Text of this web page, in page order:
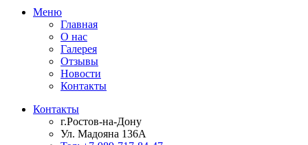
Меню
Главная
О нас
Галерея
Отзывы
Новости
Контакты
Контакты
г.Ростов-на-Дону
Ул. Мадояна 136А